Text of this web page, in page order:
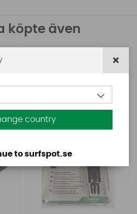
köpte även
country
to surfspot.se